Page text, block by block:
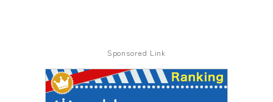
Sponsored Link